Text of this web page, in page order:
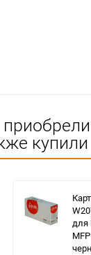
купили
для